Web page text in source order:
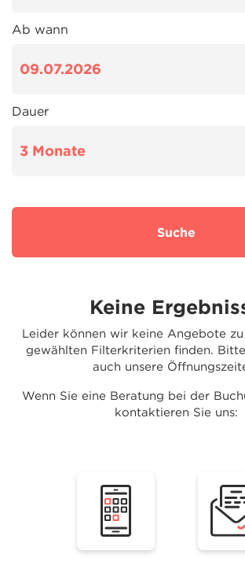
Ab wann
Dauer
Suche
Keine
Leider können wir keine Angebote
gewählten Filterkriterien finden.
auch unsere
Wenn Sie eine Beratung bei der
kontaktieren Sie uns: